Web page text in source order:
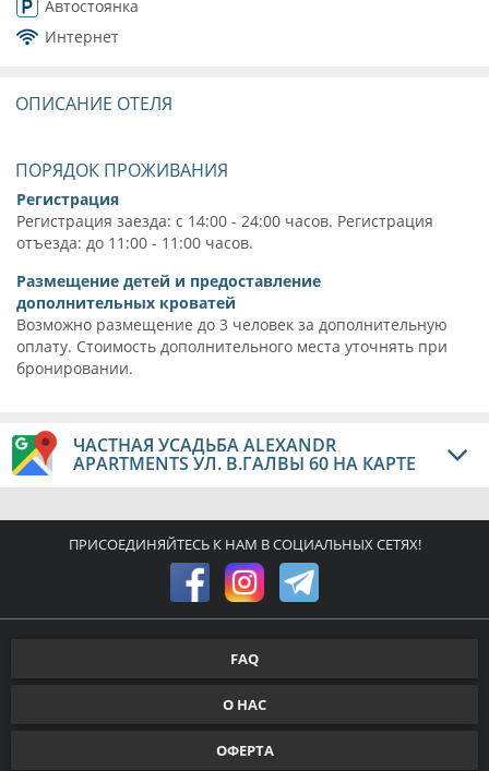
Автостоянка
Интернет
ОПИСАНИЕ ОТЕЛЯ
ПОРЯДОК ПРОЖИВАНИЯ
Регистрация
Регистрация заезда: с 14:00 - 24:00 часов. Регистрация
отъезда: до 11:00 - 11:00 часов.
Размещение детей и предоставление
дополнительных кроватей
Возможно размещение до 3 человек за дополнительную
оплату. Стоимость дополнительного места уточнять при
бронировании.
ЧАСТНАЯ УСАДЬБА ALEXANDR
APARTMENTS УЛ. В.ГАЛВЫ 60 НА КАРТЕ
ПРИСОЕДИНЯЙТЕСЬ К НАМ В СОЦИАЛЬНЫХ СЕТЯХ!
FAQ
О НАС
ОФЕРТА